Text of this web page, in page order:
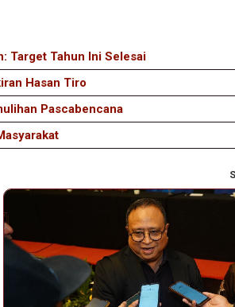
Target Tahun Ini Selesai
Hasan Tiro
Pascabencana